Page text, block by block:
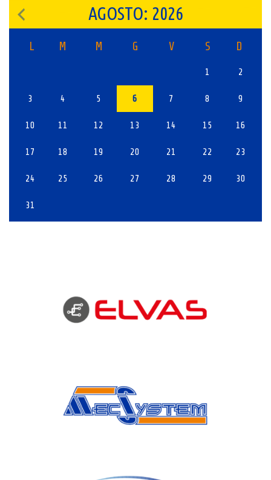
AGOSTO: 2026
L M M G V S D
1 2
3 4 5 6 7 8 9
10 11 12 13 14 15 16
17 18 19 20 21 22 23
24 25 26 27 28 29 30
31